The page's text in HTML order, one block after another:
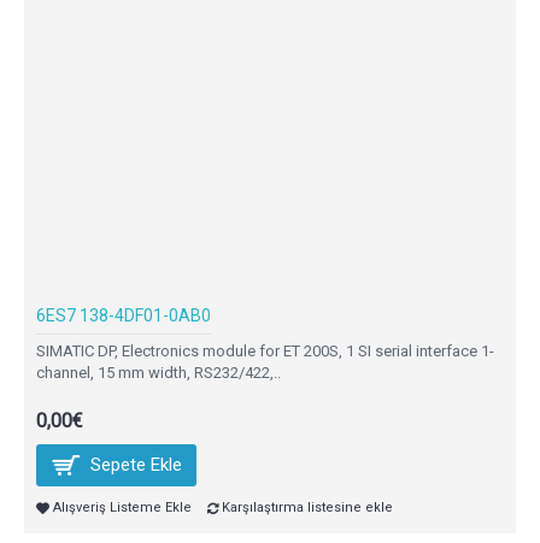
6ES7 138-4DF01-0AB0
SIMATIC DP, Electronics module for ET 200S, 1 SI serial interface 1-
channel, 15 mm width, RS232/422,..
0,00€
Sepete Ekle
Alışveriş Listeme Ekle Karşılaştırma listesine ekle